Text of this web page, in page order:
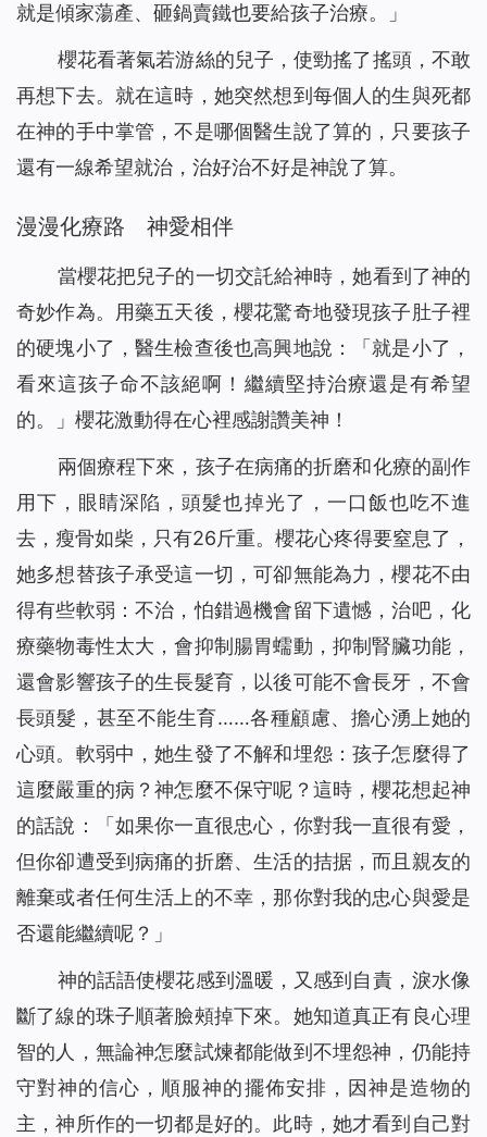
就是傾家蕩產、砸鍋賣鐵也要給孩子治療。」
櫻花看著氣若游絲的兒子，使勁搖了搖頭，不敢
再想下去。就在這時，她突然想到每個人的生與死都
在神的手中掌管，不是哪個醫生說了算的，只要孩子
還有一線希望就治，治好治不好是神說了算。
漫漫化療路 神愛相伴
當櫻花把兒子的一切交託給神時，她看到了神的
奇妙作為。用藥五天後，櫻花驚奇地發現孩子肚子裡
的硬塊小了，醫生檢查後也高興地說：「就是小了，
看來這孩子命不該絕啊！繼續堅持治療還是有希望
的。」櫻花激動得在心裡感謝讚美神！
兩個療程下來，孩子在病痛的折磨和化療的副作
用下，眼睛深陷，頭髮也掉光了，一口飯也吃不進
去，瘦骨如柴，只有26斤重。櫻花心疼得要窒息了，
她多想替孩子承受這一切，可卻無能為力，櫻花不由
得有些軟弱：不治，怕錯過機會留下遺憾，治吧，化
療藥物毒性太大，會抑制腸胃蠕動，抑制腎臟功能，
還會影響孩子的生長髮育，以後可能不會長牙，不會
長頭髮，甚至不能生育……各種顧慮、擔心湧上她的
心頭。軟弱中，她生發了不解和埋怨：孩子怎麼得了
這麼嚴重的病？神怎麼不保守呢？這時，櫻花想起神
的話說：「 如果你一直很忠心，你對我一直很有愛，
但你卻遭受到病痛的折磨、生活的拮据，而且親友的
離棄或者任何生活上的不幸，那你對我的忠心與愛是
否還能繼續呢？ 」
神的話語使櫻花感到溫暖，又感到自責，淚水像
斷了線的珠子順著臉頰掉下來。她知道真正有良心理
智的人，無論神怎麼試煉都能做到不埋怨神，仍能持
守對神的信心，順服神的擺佈安排，因神是造物的
主，神所作的一切都是好的。此時，她才看到自己對